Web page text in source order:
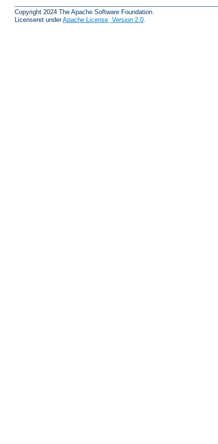
Copyright 2024 The Apache Software Foundation.
Licenseret underApache License, Version 2.0